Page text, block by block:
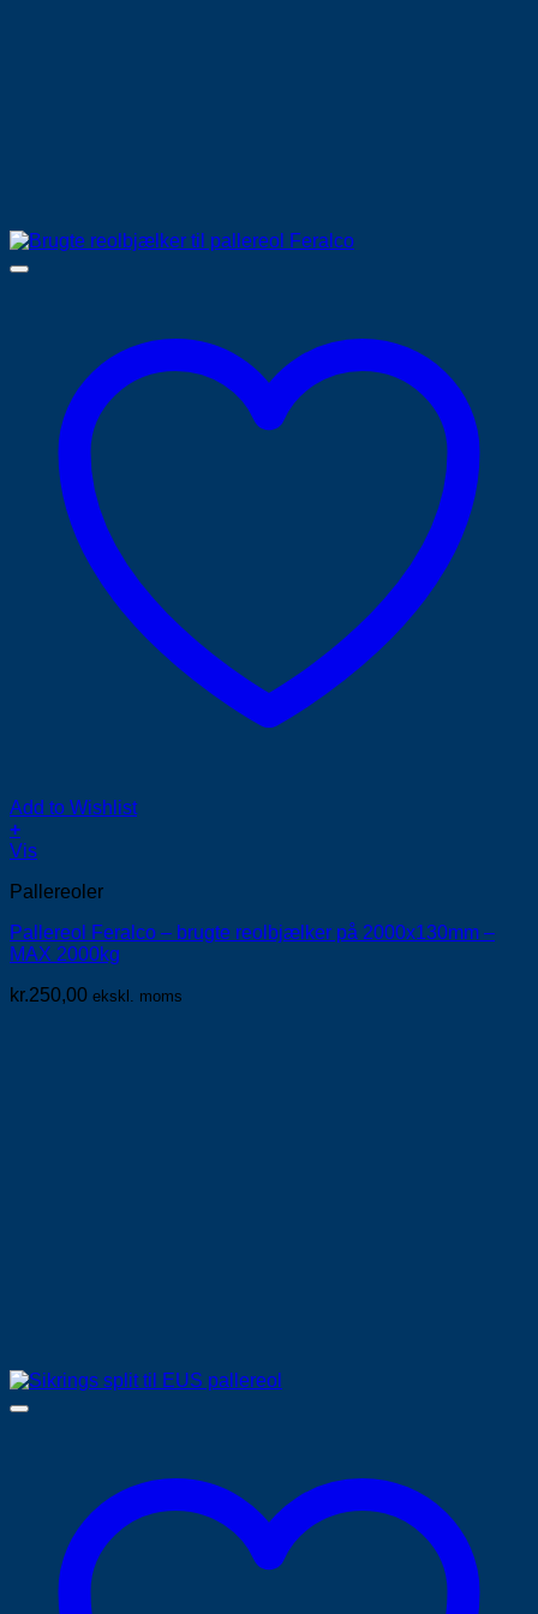
Add to Wishlist
+
Vis
Pallereoler
Pallereol Feralco – brugte reolbjælker på 2000x130mm –
MAX 2000kg
kr.250,00 ekskl. moms